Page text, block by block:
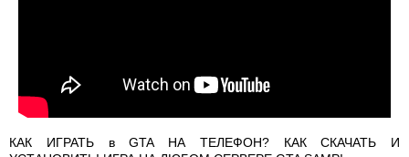
КАК ИГРАТЬ в GTA НА ТЕЛЕФОН? КАК СКАЧАТЬ И